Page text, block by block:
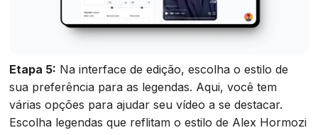
Etapa 5: Na interface de edição, escolha o estilo de
sua preferência para as legendas. Aqui, você tem
várias opções para ajudar seu vídeo a se destacar.
Escolha legendas que reflitam o estilo de Alex Hormozi